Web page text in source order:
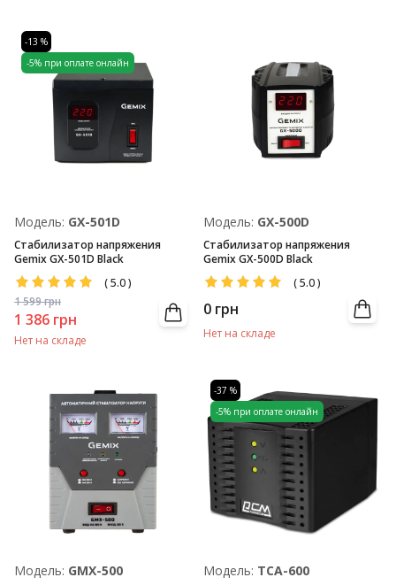
-13 %
-5% при оплате онлайн
Модель: GX-501D
Стабилизатор напряжения
Gemix GX-501D Black
(5.0)
1 599грн
1 386 грн
Нет на складе
Модель: GX-500D
Стабилизатор напряжения
Gemix GX-500D Black
(5.0)
0 грн
Нет на складе
Модель: GMX-500
-37 %
-5% при оплате онлайн
Модель: TCA-600